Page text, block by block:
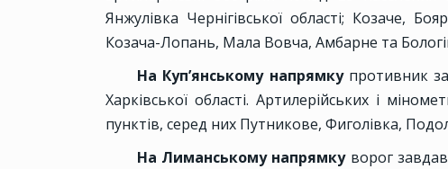
Янжулівка Чернігівської області; Козаче,
Козача-Лопань, Мала Вовча, Амбарне та
На Куп’янському напрямкупротивник
Харківської області. Артилерійських і
пунктів, серед них Путникове, Фиголівка,
На Лиманському напрямку ворог